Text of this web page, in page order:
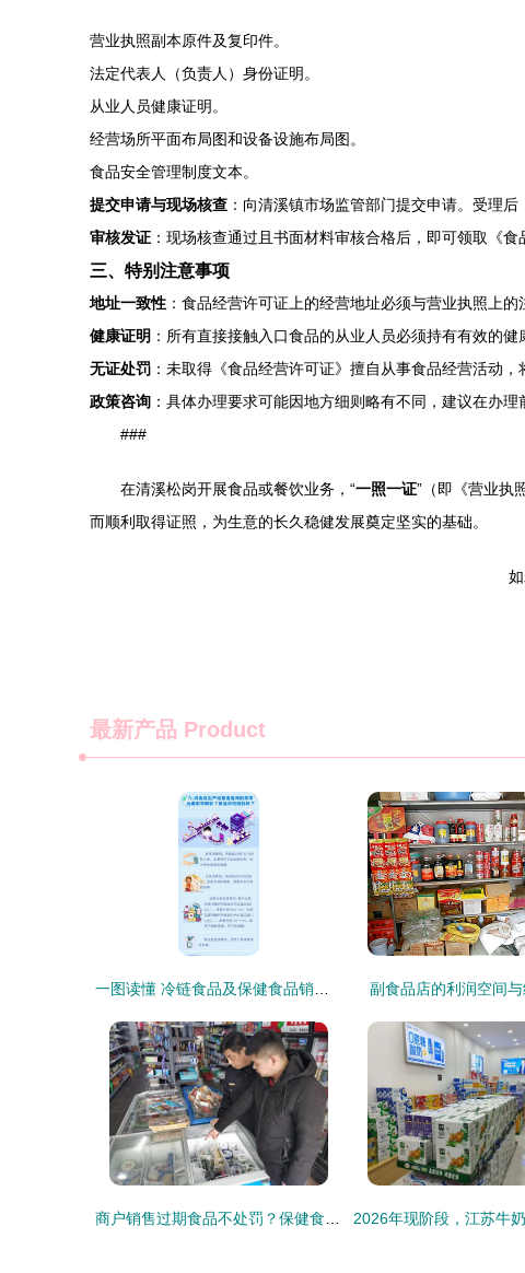
营业执照副本原件及复印件。
法定代表人（负责人）身份证明。
从业人员健康证明。
经营场所平面布局图和设备设施布局图。
食品安全管理制度文本。
提交申请与现场核查 ：向清溪镇市场监管部门提交申请。受理
审核发证 ：现场核查通过且书面材料审核合格后，即可领取《食
三、特别注意事项
地址一致性 ：食品经营许可证上的经营地址必须与营业执照上的
健康证明 ：所有直接接触入口食品的从业人员必须持有有效的健
无证处罚 ：未取得《食品经营许可证》擅自从事食品经营活动
政策咨询 ：具体办理要求可能因地方细则略有不同，建议在办理
###
在清溪松岗开展食品或餐饮业务，“一照一证”（即《营业执
而顺利取得证照，为生意的长久稳健发展奠定坚实的基础。
最新产品 Product
副食品店的利润空间